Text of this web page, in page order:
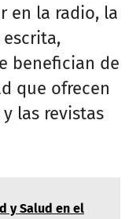
en la radio, la
benefician de
que ofrecen
las revistas
y Salud en el